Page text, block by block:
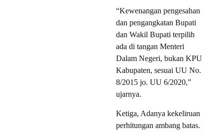
“Kewenangan pengesahan
dan pengangkatan Bupati
dan Wakil Bupati terpilih
ada di tangan Menteri
Dalam Negeri, bukan KPU
Kabupaten, sesuai UU No.
8/2015 jo. UU 6/2020,”
ujarnya.
Ketiga, Adanya kekeliruan
perhitungan ambang batas.